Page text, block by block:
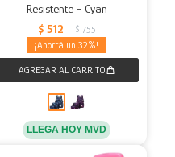
Resistente - Cyan
$ 512 $ 755
32
LLEGA HOY MVD